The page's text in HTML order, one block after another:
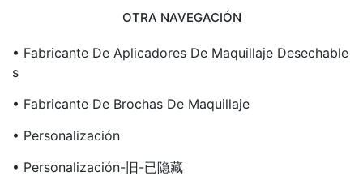
OTRA NAVEGACIÓN
• Fabricante De Aplicadores De Maquillaje Desechable
S
• Fabricante De Brochas De Maquillaje
• Personalización
• Personalización-旧-已隐藏